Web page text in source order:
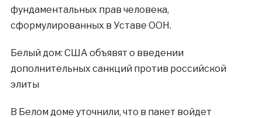
фундаментальных прав человека,
сформулированных в Уставе ООН.
Белый дом: США объявят о введении
дополнительных санкций против российской
элиты
В Белом доме уточнили, что в пакет войдет